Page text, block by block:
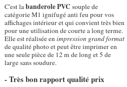
C'est labanderole PVC souple de
catégorie M1 ignifugé anti feu pour vos
affichages intérieur et qui convient très bien
pour une utilisation de courte a long terme.
Elle est réalisée enimpression grand format
de qualité photo et peut être imprimer en
une seule pièce de 12 m de long et 5 de
large sans soudure.
- Très bon rapport qualité prix